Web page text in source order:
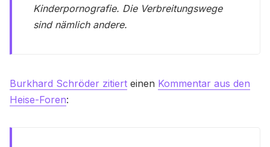
Kinderpornografie. Die Verbreitungswege
sind nämlich andere.
Burkhard Schröder zitiert einen Kommentar aus den
Heise-Foren: